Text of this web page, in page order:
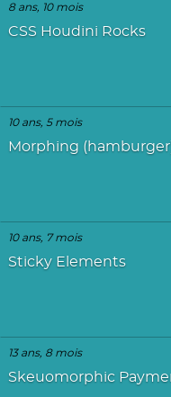
8 ans, 10 mois
CSS Houdini Rocks
10 ans, 5 mois
Morphing
10 ans, 7 mois
Sticky Elements
13 ans, 8 mois
Skeuomorphic